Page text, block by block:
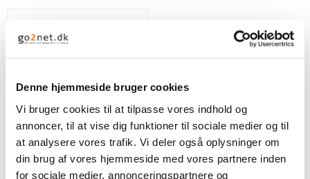
Denne hjemmeside bruger cookies
Vi bruger cookies til at tilpasse vores indhold og
annoncer, til at vise dig funktioner til sociale medier og til
at analysere vores trafik. Vi deler også oplysninger om
din brug af vores hjemmeside med vores partnere inden
for sociale medier, annonceringspartnere og
111,00 DKK
VIS PRODUKT